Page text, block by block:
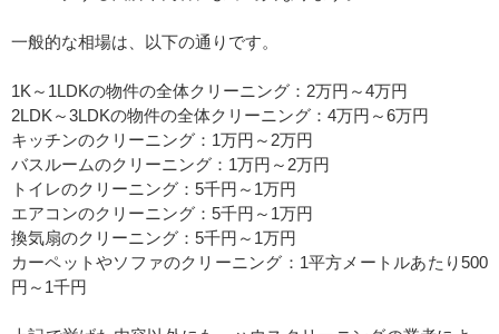
一般的な相場は、以下の通りです。
1K～1LDKの物件の全体クリーニング：2万円～4万円
2LDK～3LDKの物件の全体クリーニング：4万円～6万円
キッチンのクリーニング：1万円～2万円
バスルームのクリーニング：1万円～2万円
トイレのクリーニング：5千円～1万円
エアコンのクリーニング：5千円～1万円
換気扇のクリーニング：5千円～1万円
カーペットやソファのクリーニング：1平方メートルあたり500
円～1千円